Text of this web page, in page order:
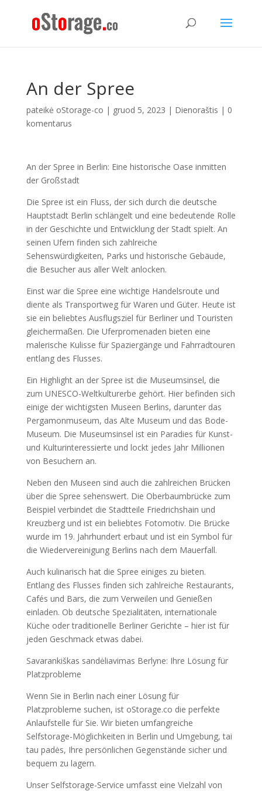
An der Spree
pateikė oStorage-co | gruod 5, 2023 | Dienoraštis | 0
komentarus
An der Spree in Berlin: Eine historische Oase inmitten
der Großstadt
Die Spree ist ein Fluss, der sich durch die deutsche
Hauptstadt Berlin schlängelt und eine bedeutende Rolle
in der Geschichte und Entwicklung der Stadt spielt. An
seinen Ufern finden sich zahlreiche
Sehenswürdigkeiten, Parks und historische Gebäude,
die Besucher aus aller Welt anlocken.
Einst war die Spree eine wichtige Handelsroute und
diente als Transportweg für Waren und Güter. Heute ist
sie ein beliebtes Ausflugsziel für Berliner und Touristen
gleichermaßen. Die Uferpromenaden bieten eine
malerische Kulisse für Spaziergänge und Fahrradtouren
entlang des Flusses.
Ein Highlight an der Spree ist die Museumsinsel, die
zum UNESCO-Weltkulturerbe gehört. Hier befinden sich
einige der wichtigsten Museen Berlins, darunter das
Pergamonmuseum, das Alte Museum und das Bode-
Museum. Die Museumsinsel ist ein Paradies für Kunst-
und Kulturinteressierte und lockt jedes Jahr Millionen
von Besuchern an.
Neben den Museen sind auch die zahlreichen Brücken
über die Spree sehenswert. Die Oberbaumbrücke zum
Beispiel verbindet die Stadtteile Friedrichshain und
Kreuzberg und ist ein beliebtes Fotomotiv. Die Brücke
wurde im 19. Jahrhundert erbaut und ist ein Symbol für
die Wiedervereinigung Berlins nach dem Mauerfall.
Auch kulinarisch hat die Spree einiges zu bieten.
Entlang des Flusses finden sich zahlreiche Restaurants,
Cafés und Bars, die zum Verweilen und Genießen
einladen. Ob deutsche Spezialitäten, internationale
Küche oder traditionelle Berliner Gerichte – hier ist für
jeden Geschmack etwas dabei.
Savarankiškas sandėliavimas Berlyne: Ihre Lösung für
Platzprobleme
Wenn Sie in Berlin nach einer Lösung für
Platzprobleme suchen, ist oStorage.co die perfekte
Anlaufstelle für Sie. Wir bieten umfangreiche
Selfstorage-Möglichkeiten in Berlin und Umgebung, tai
tau padės, Ihre persönlichen Gegenstände sicher und
bequem zu lagern.
Unser Selfstorage-Service umfasst eine Vielzahl von